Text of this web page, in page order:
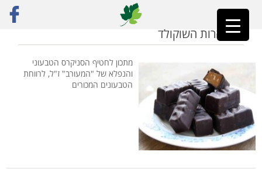
ראשי»הבסטה
על נהרות השוקולד
מתכון לחטיף הסניקרס הטבעוני
והנפלא של "המעורב" ז"ל, לרווחת
הטבעונים המכורים